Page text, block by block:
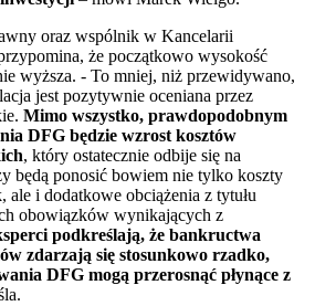
oraz wspólnik w Kancelarii
że początkowo wysokość
wyższa. - To mniej, niż przewidywano,
jest pozytywnie oceniana przez
Mimo wszystko, prawdopodobnym
DFG będzie wzrost kosztów
, który ostatecznie odbije się na
będą ponosić bowiem nie tylko koszty
ale i dodatkowe obciążenia z tytułu
obowiązków wynikających z
podkreślają, że bankructwa
zdarzają się stosunkowo rzadko,
DFG mogą przerosnąć płynące z